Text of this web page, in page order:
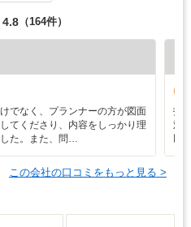
4.8 （164件）
でなく、プランナーの方が図面
てくださり、内容をしっかり理
た。また、問…
打
対
この会社の口コミをもっと見る >